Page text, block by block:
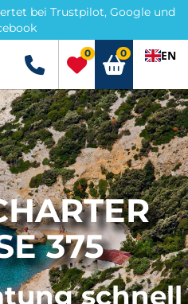
bei Trustpilot, Google und
+49 5741 3222690
0 0 EN
375
schnell